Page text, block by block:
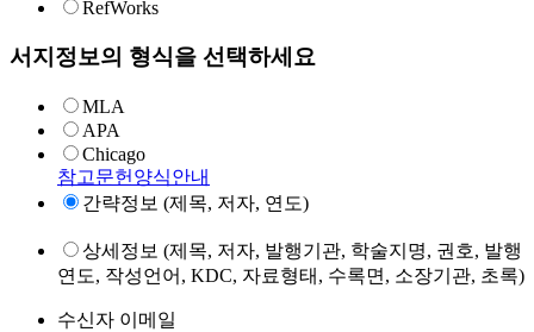
RefWorks
서지정보의 형식을 선택하세요
MLA
APA
Chicago
참고문헌양식안내
간략정보 (제목, 저자, 연도)
상세정보 (제목, 저자, 발행기관, 학술지명, 권호, 발행
연도, 작성언어, KDC, 자료형태, 수록면, 소장기관, 초록)
수신자 이메일